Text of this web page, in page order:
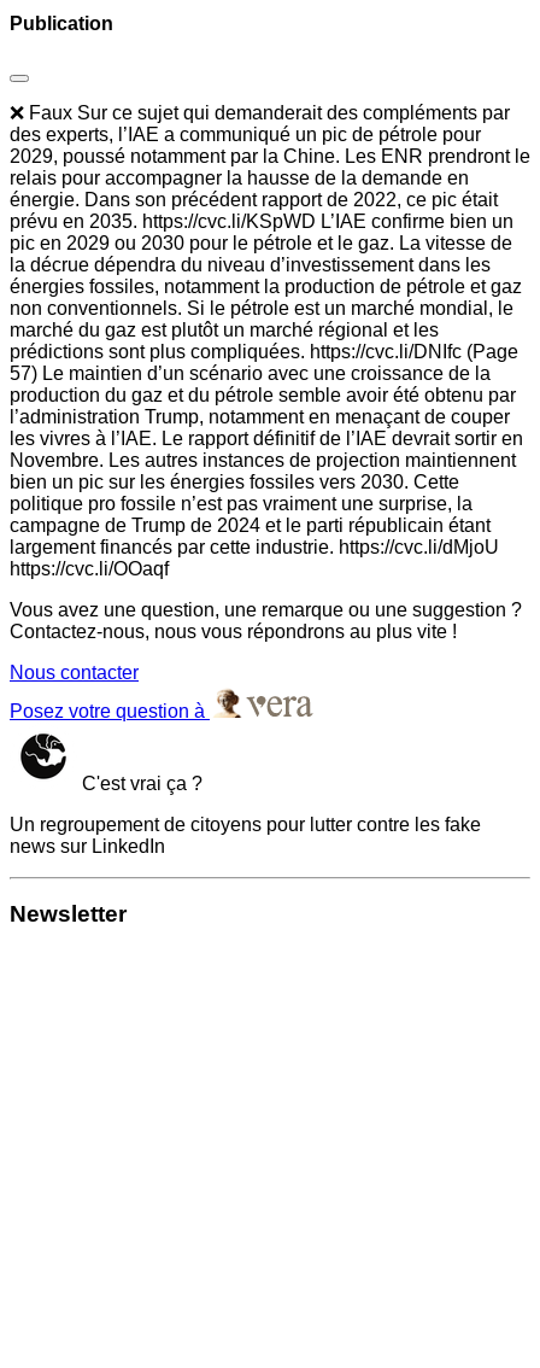
Publication
❌ Faux Sur ce sujet qui demanderait des compléments par
des experts, l’IAE a communiqué un pic de pétrole pour
2029, poussé notamment par la Chine. Les ENR prendront le
relais pour accompagner la hausse de la demande en
énergie. Dans son précédent rapport de 2022, ce pic était
prévu en 2035. https://cvc.li/KSpWD L’IAE confirme bien un
pic en 2029 ou 2030 pour le pétrole et le gaz. La vitesse de
la décrue dépendra du niveau d’investissement dans les
énergies fossiles, notamment la production de pétrole et gaz
non conventionnels. Si le pétrole est un marché mondial, le
marché du gaz est plutôt un marché régional et les
prédictions sont plus compliquées. https://cvc.li/DNIfc (Page
57) Le maintien d’un scénario avec une croissance de la
production du gaz et du pétrole semble avoir été obtenu par
l’administration Trump, notamment en menaçant de couper
les vivres à l’IAE. Le rapport définitif de l’IAE devrait sortir en
Novembre. Les autres instances de projection maintiennent
bien un pic sur les énergies fossiles vers 2030. Cette
politique pro fossile n’est pas vraiment une surprise, la
campagne de Trump de 2024 et le parti républicain étant
largement financés par cette industrie. https://cvc.li/dMjoU
https://cvc.li/OOaqf
Vous avez une question, une remarque ou une suggestion ?
Contactez-nous, nous vous répondrons au plus vite !
Nous contacter
Posez votre question à
C'est vrai ça ?
Un regroupement de citoyens pour lutter contre les fake
news sur LinkedIn
Newsletter